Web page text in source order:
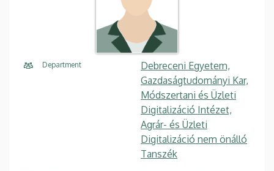
Department
Debreceni Egyetem,
Gazdaságtudományi Kar,
Módszertani és Üzleti
Digitalizáció Intézet,
Agrár- és Üzleti
Digitalizáció nem önálló
Tanszék